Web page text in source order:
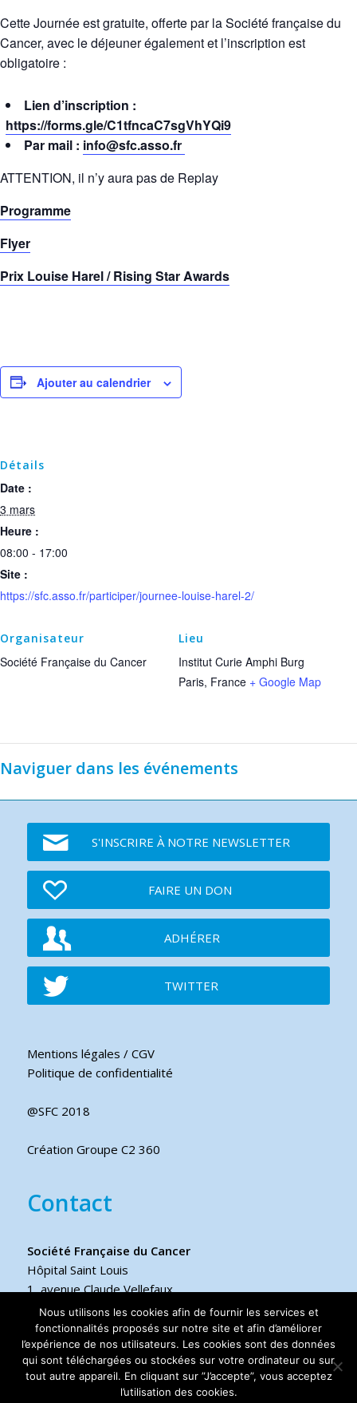
Cette Journée est gratuite, offerte par la Société française du
Cancer, avec le déjeuner également et l’inscription est
obligatoire :
Lien d’inscription :
https://forms.gle/C1tfncaC7sgVhYQi9
Par mail : info@sfc.asso.fr
ATTENTION, il n’y aura pas de Replay
Programme
Flyer
Prix Louise Harel / Rising Star Awards
Ajouter au calendrier
Détails
Date :
3 mars
Heure :
08:00 - 17:00
Site :
https://sfc.asso.fr/participer/journee-louise-harel-2/
Lieu
Institut Curie Amphi Burg
Paris, France + Google Map
Organisateur
Société Française du Cancer
Naviguer dans les événements
S'INSCRIRE À NOTRE NEWSLETTER
FAIRE UN DON
ADHÉRER
TWITTER
Mentions légales / CGV
Politique de confidentialité
@SFC 2018
Création Groupe C2 360
Contact
Société Française du Cancer
Hôpital Saint Louis
1, avenue Claude Vellefaux
75475 Paris cedex 10 FRANCE
Téléphone
+33 6 17 44 70 76
Nous utilisons les cookies afin de fournir les services et
fonctionnalités proposés sur notre site et afin d’améliorer
l’expérience de nos utilisateurs. Les cookies sont des données
qui sont téléchargées ou stockées sur votre ordinateur ou sur
tout autre appareil. En cliquant sur ”J’accepte”, vous acceptez
l’utilisation des cookies.